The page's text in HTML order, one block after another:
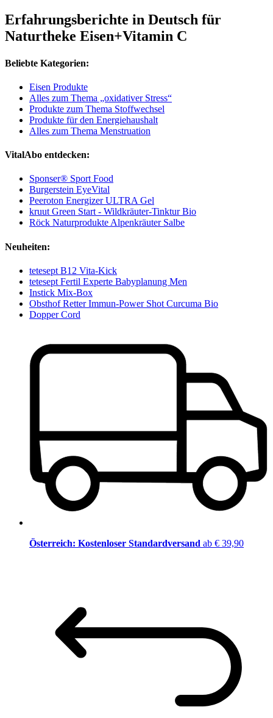
Erfahrungsberichte in Deutsch für
Naturtheke Eisen+Vitamin C
Beliebte Kategorien:
Eisen Produkte
Alles zum Thema „oxidativer Stress“
Produkte zum Thema Stoffwechsel
Produkte für den Energiehaushalt
Alles zum Thema Menstruation
VitalAbo entdecken:
Sponser® Sport Food
Burgerstein EyeVital
Peeroton Energizer ULTRA Gel
kruut Green Start - Wildkräuter-Tinktur Bio
Röck Naturprodukte Alpenkräuter Salbe
Neuheiten:
tetesept B12 Vita-Kick
tetesept Fertil Experte Babyplanung Men
Instick Mix-Box
Obsthof Retter Immun-Power Shot Curcuma Bio
Dopper Cord
Österreich: Kostenloser Standardversand ab € 39,90